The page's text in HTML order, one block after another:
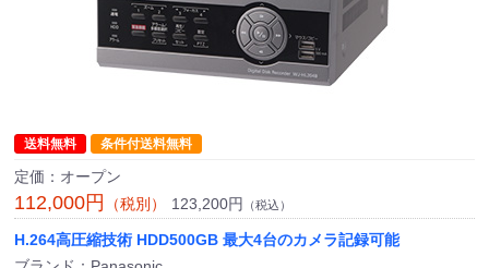
送料無料 条件付送料無料
定価：オープン
112,000円 （税別） 123,200円 （税込）
H.264高圧縮技術 HDD500GB 最大4台のカメラ記録可能